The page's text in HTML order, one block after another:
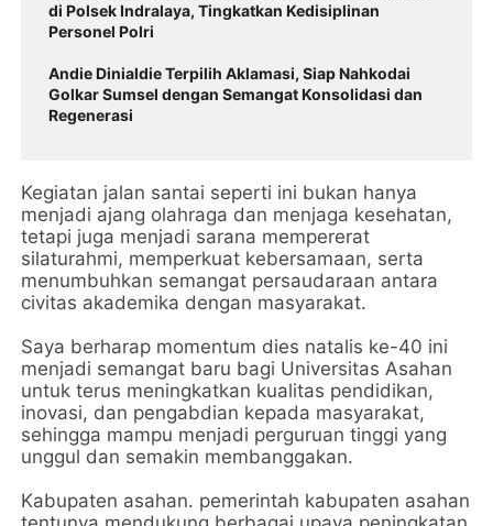
di Polsek Indralaya, Tingkatkan Kedisiplinan
Personel Polri
Andie Dinialdie Terpilih Aklamasi, Siap Nahkodai
Golkar Sumsel dengan Semangat Konsolidasi dan
Regenerasi
Kegiatan jalan santai seperti ini bukan hanya
menjadi ajang olahraga dan menjaga kesehatan,
tetapi juga menjadi sarana mempererat
silaturahmi, memperkuat kebersamaan, serta
menumbuhkan semangat persaudaraan antara
civitas akademika dengan masyarakat.
Saya berharap momentum dies natalis ke-40 ini
menjadi semangat baru bagi Universitas Asahan
untuk terus meningkatkan kualitas pendidikan,
inovasi, dan pengabdian kepada masyarakat,
sehingga mampu menjadi perguruan tinggi yang
unggul dan semakin membanggakan.
Kabupaten asahan. pemerintah kabupaten asahan